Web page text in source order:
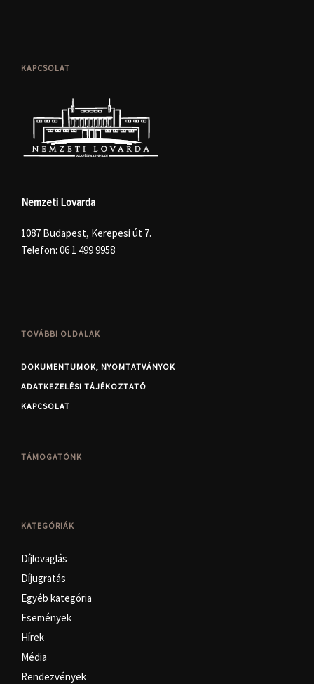
KAPCSOLAT
Nemzeti Lovarda
1087 Budapest, Kerepesi út 7.
Telefon: 06 1 499 9958
TOVÁBBI OLDALAK
DOKUMENTUMOK, NYOMTATVÁNYOK
ADATKEZELÉSI TÁJÉKOZTATÓ
KAPCSOLAT
TÁMOGATÓNK
KATEGÓRIÁK
Díjlovaglás
Díjugratás
Egyéb kategória
Események
Hírek
Média
Rendezvények